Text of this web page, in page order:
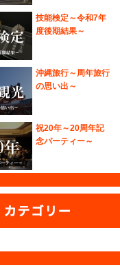
技能検定～令和7年
度後期結果～
沖縄旅行～周年旅行
の思い出～
祝20年～20周年記
念パーティー～